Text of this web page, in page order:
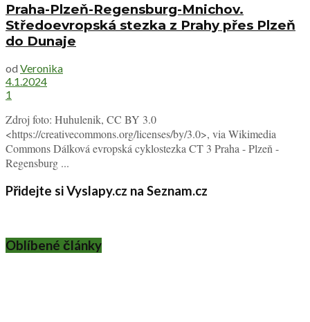
Praha-Plzeň-Regensburg-Mnichov.
Středoevropská stezka z Prahy přes Plzeň
do Dunaje
od Veronika
4.1.2024
1
Zdroj foto: Huhulenik, CC BY 3.0
<https://creativecommons.org/licenses/by/3.0>, via Wikimedia
Commons Dálková evropská cyklostezka CT 3 Praha - Plzeň -
Regensburg ...
Přidejte si Vyslapy.cz na Seznam.cz
Oblíbené články